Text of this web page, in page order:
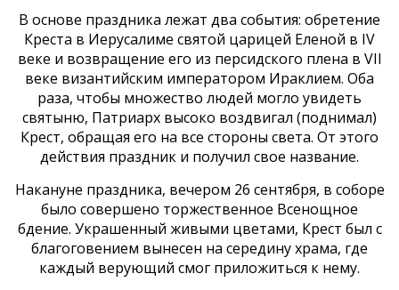
В основе праздника лежат два события: обретение
Креста в Иерусалиме святой царицей Еленой в IV
веке и возвращение его из персидского плена в VII
веке византийским императором Ираклием. Оба
раза, чтобы множество людей могло увидеть
святыню, Патриарх высоко воздвигал (поднимал)
Крест, обращая его на все стороны света. От этого
действия праздник и получил свое название.
Накануне праздника, вечером 26 сентября, в соборе
было совершено торжественное Всенощное
бдение. Украшенный живыми цветами, Крест был с
благоговением вынесен на середину храма, где
каждый верующий смог приложиться к нему.